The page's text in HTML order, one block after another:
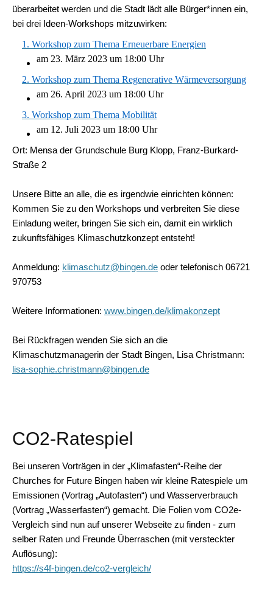
überarbeitet werden und die Stadt lädt alle Bürger*innen ein,
bei drei Ideen-Workshops mitzuwirken:
1. Workshop zum Thema Erneuerbare Energien
am 23. März 2023 um 18:00 Uhr
2. Workshop zum Thema Regenerative Wärmeversorgung
am 26. April 2023 um 18:00 Uhr
3. Workshop zum Thema Mobilität
am 12. Juli 2023 um 18:00 Uhr
Ort: Mensa der Grundschule Burg Klopp, Franz-Burkard-
Straße 2
Unsere Bitte an alle, die es irgendwie einrichten können:
Kommen Sie zu den Workshops und verbreiten Sie diese
Einladung weiter, bringen Sie sich ein, damit ein wirklich
zukunftsfähiges Klimaschutzkonzept entsteht!
Anmeldung: klimaschutz@bingen.de oder telefonisch 06721
970753
Weitere Informationen: www.bingen.de/klimakonzept
Bei Rückfragen wenden Sie sich an die
Klimaschutzmanagerin der Stadt Bingen, Lisa Christmann:
lisa-sophie.christmann@bingen.de
CO2-Ratespiel
Bei unseren Vorträgen in der „Klimafasten“-Reihe der
Churches for Future Bingen haben wir kleine Ratespiele um
Emissionen (Vortrag „Autofasten“) und Wasserverbrauch
(Vortrag „Wasserfasten“) gemacht. Die Folien vom CO2e-
Vergleich sind nun auf unserer Webseite zu finden - zum
selber Raten und Freunde Überraschen (mit versteckter
Auflösung):
https://s4f-bingen.de/co2-vergleich/